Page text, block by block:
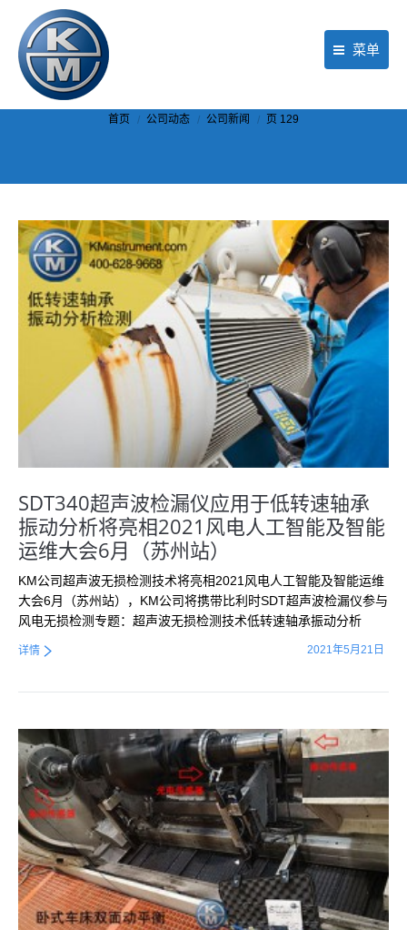
菜单
首页
行业应用
现场服务
公司动态
关于KM
联络我们
你在这里：
首页 公司动态 公司新闻 页 129
SDT340超声波检漏仪应用于低转速轴承
振动分析将亮相2021风电人工智能及智能
运维大会6月（苏州站）
KM公司超声波无损检测技术将亮相2021风电人工智能及智能运维
大会6月（苏州站），KM公司将携带比利时SDT超声波检漏仪参与
风电无损检测专题：超声波无损检测技术低转速轴承振动分析
2021年5月21日
详情